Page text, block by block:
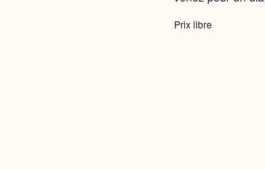
Prix libre